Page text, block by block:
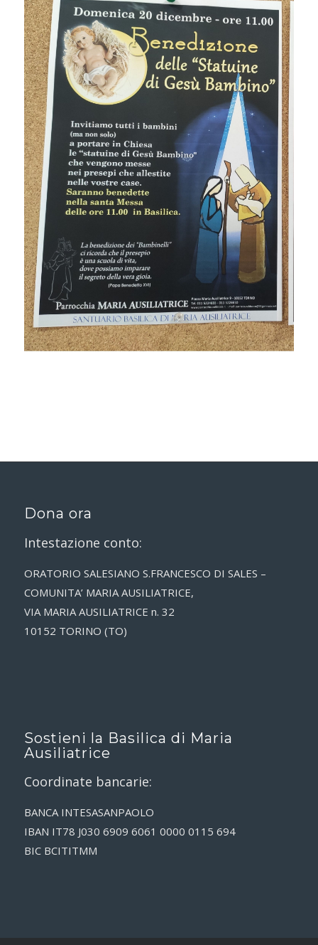
Dona ora
Intestazione conto:
ORATORIO SALESIANO S.FRANCESCO DI SALES –
COMUNITA’ MARIA AUSILIATRICE,
VIA MARIA AUSILIATRICE n. 32
10152 TORINO (TO)
Sostieni la Basilica di Maria
Ausiliatrice
Coordinate bancarie:
BANCA INTESASANPAOLO
IBAN IT78 J030 6909 6061 0000 0115 694
BIC BCITITMM